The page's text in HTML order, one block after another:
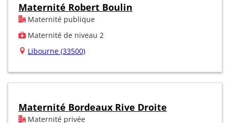
Maternité Robert Boulin
Maternité publique
Maternité de niveau 2
Libourne (33500)
Maternité Bordeaux Rive Droite
Maternité privée